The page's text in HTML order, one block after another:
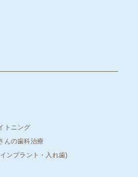
トニング
んの歯科治療
ンプラント・入れ歯)